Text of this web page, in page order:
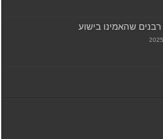
רבנים שהאמינו בישוע